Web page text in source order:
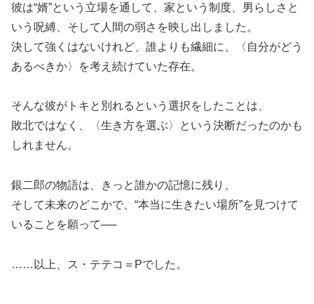
彼は“婿”という立場を通して、家という制度、男らしさと
いう呪縛、そして人間の弱さを映し出しました。
決して強くはないけれど、誰よりも繊細に、〈自分がどう
あるべきか〉を考え続けていた存在。
そんな彼がトキと別れるという選択をしたことは、
敗北ではなく、〈生き方を選ぶ〉という決断だったのかも
しれません。
銀二郎の物語は、きっと誰かの記憶に残り、
そして未来のどこかで、“本当に生きたい場所”を見つけて
いることを願って──
……以上、ス・テテコ＝Pでした。